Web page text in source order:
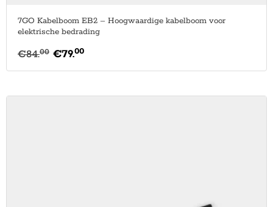
7GO Kabelboom EB2 – Hoogwaardige kabelboom voor
elektrische bedrading
€84.00 €79.00